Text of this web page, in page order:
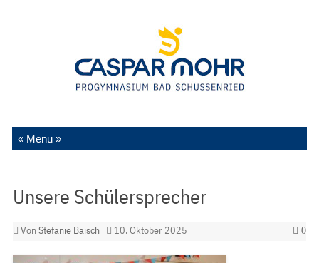
Zum Inhalt springen
Unsere Schülersprecher
VonStefanie Baisch 10. Oktober 2025 0